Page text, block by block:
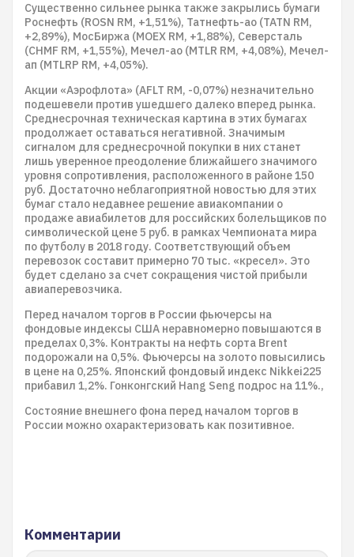
Существенно сильнее рынка также закрылись бумаги
Роснефть (ROSN RM, +1,51%), Татнефть-ао (TATN RM,
+2,89%), МосБиржа (MOEX RM, +1,88%), Северсталь
(CHMF RM, +1,55%), Мечел-ао (MTLR RM, +4,08%), Мечел-
ап (MTLRP RM, +4,05%).
Акции «Аэрофлота» (AFLT RM, -0,07%) незначительно
подешевели против ушедшего далеко вперед рынка.
Среднесрочная техническая картина в этих бумагах
продолжает оставаться негативной. Значимым
сигналом для среднесрочной покупки в них станет
лишь уверенное преодоление ближайшего значимого
уровня сопротивления, расположенного в районе 150
руб. Достаточно неблагоприятной новостью для этих
бумаг стало недавнее решение авиакомпании о
продаже авиабилетов для российских болельщиков по
символической цене 5 руб. в рамках Чемпионата мира
по футболу в 2018 году. Соответствующий объем
перевозок составит примерно 70 тыс. «кресел». Это
будет сделано за счет сокращения чистой прибыли
авиаперевозчика.
Перед началом торгов в России фьючерсы на
фондовые индексы США неравномерно повышаются в
пределах 0,3%. Контракты на нефть сорта Brent
подорожали на 0,5%. Фьючерсы на золото повысились
в цене на 0,25%. Японский фондовый индекс Nikkei225
прибавил 1,2%. Гонконгский Hang Seng подрос на 11%.,
Состояние внешнего фона перед началом торгов в
России можно охарактеризовать как позитивное.
Комментарии